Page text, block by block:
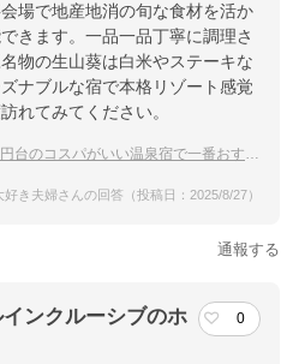
場で地産地消の旬な食材を活か
きます。一品一品丁寧に調理さ
物の生山葵は白米やステーキな
ナブルな宿で本格リゾート感覚
れてみてください。
コスパがいい温泉宿で一番おすすめはどこ？
好き夫婦さんの回答（投稿日：2025/8/27）
通報する
ンクルーシブのホ
0